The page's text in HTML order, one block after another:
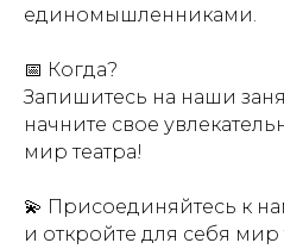
единомышленниками.
📅 Когда?
Запишитесь на наши
начните свое
мир театра!
💫 Присоединяйтесь к
и откройте для себя мир